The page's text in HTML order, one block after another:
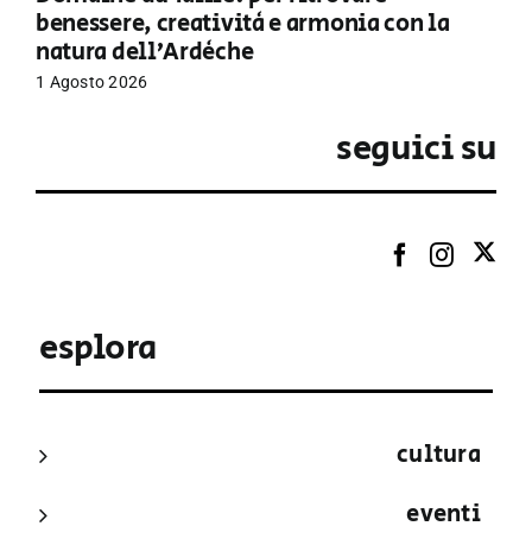
benessere, creatività e armonia con la
natura dell’Ardèche
1 Agosto 2026
seguici su
esplora
cultura
eventi